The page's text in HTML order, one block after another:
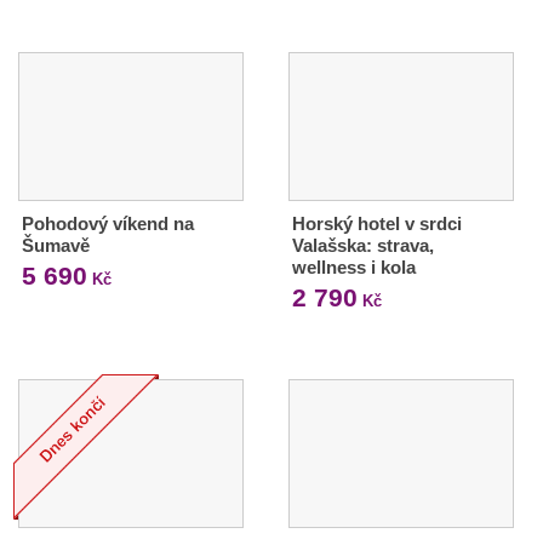
Pohodový víkend na
Šumavě
5 690 Kč
Horský hotel v srdci
Valašska: strava,
wellness i kola
2 790 Kč